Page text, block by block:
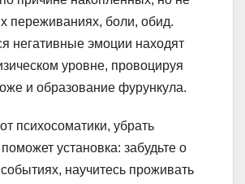
переживаниях, боли, обид.
негативные эмоции находят
уровне, провоцируя
и образование фурункула.
психосоматики, убрать
установка: забудьте о
научитесь проживать